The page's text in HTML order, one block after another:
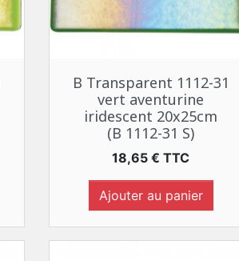
Aperçu rapide
B Transparent 1112-31
vert aventurine
iridescent 20x25cm
(B 1112-31 S)
Prix
18,65 € TTC
Ajouter au panier